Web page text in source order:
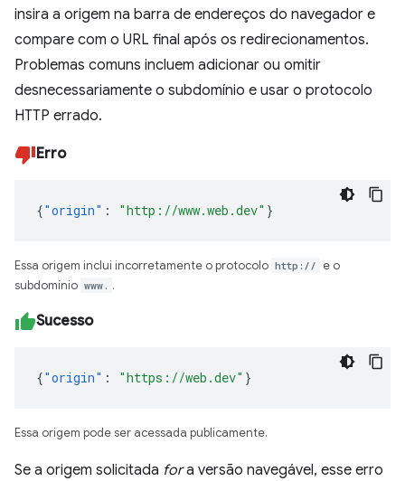
insira a origem na barra de endereços do navegador e
compare com o URL final após os redirecionamentos.
Problemas comuns incluem adicionar ou omitir
desnecessariamente o subdomínio e usar o protocolo
HTTP errado.
Erro
{"origin" : "http://www.web.dev" }
Essa origem inclui incorretamente o protocolo http:// e o
subdomínio www. .
Sucesso
{"origin" : "https://web.dev" }
Essa origem pode ser acessada publicamente.
Se a origem solicitada fora versão navegável, esse erro